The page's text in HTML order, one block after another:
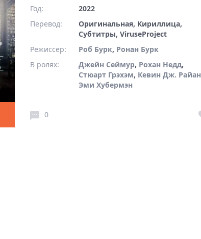
Год:
2022
Перевод:
Оригинальная, Кириллица,
Субтитры, ViruseProject
Режиссер:
Роб Бурк, Ронан Бурк
В ролях:
Джейн Сеймур, Рохан Недд,
Стюарт Грэхэм, Кевин Дж. Райан
Эми Хубермэн
0